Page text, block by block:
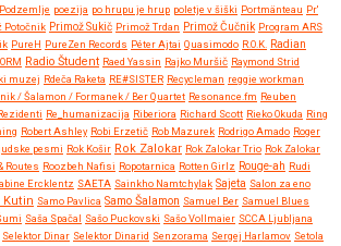
Podzemlje poezija po hrupu je hrup poletje v šiški Portmänteau Pr'
Potočnik Primož Sukič Primož Trdan Primož Čučnik Program ARS
PureH PureZen Records Péter Ajtai Quasimodo R.O.K. Radian
Radio Študent Raed Yassin Rajko Muršič Raymond Strid
muzej Rdeča Raketa RE#SISTER Recycleman reggie workman
/ Šalamon / Formanek / Ber Quartet Resonance.fm Reuben
Re_humanizacija Riberiora Richard Scott Rieko Okuda Ring
Robert Ashley Robi Erzetič Rob Mazurek Rodrigo Amado Roger
pesmi Rok Košir Rok Zalokar Rok Zalokar Trio Rok Zalokar
Routes Roozbeh Nafisi Ropotarnica Rotten Girlz Rouge-ah Rudi
Ercklentz SAETA Sainkho Namtchylak Sajeta Salon za eno
Kutin Samo Pavlica Samo Šalamon Samuel Ber Samuel Blues
Saša Spačal Sašo Puckovski Sašo Vollmaier SCCA Ljubljana
Selektor Dinar Selektor Dinarid Senzorama Sergej Harlamov Setola